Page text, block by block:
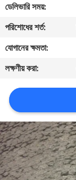
যোগাযোগ
করুন
উদ্ধৃতির
জন্য
আবেদন
সাইট
ম্যাপ
ডেলিভারি সময়:
পরিশোধের শর্ত:
যোগানের ক্ষমতা:
লক্ষণীয় করা: